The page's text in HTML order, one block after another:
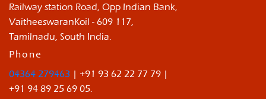
Railway station Road, Opp Indian Bank,
VaitheeswaranKoil - 609 117,
Tamilnadu, South India.
Phone
04364 279463 | +91 93 62 22 77 79 |
+91 94 89 25 69 05.